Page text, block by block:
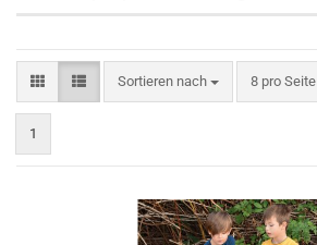
Sortieren nach
Sortieren nach 8 pro Seite
pro Seite
1